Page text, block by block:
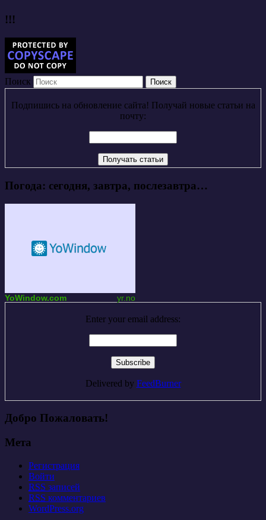
!!!
Поиск
Подпишись на обновление сайта! Получай новые статьи на
почту:
Погода: сегодня, завтра, послезавтра…
YoWindow.com yr.no
Enter your email address:
Delivered by FeedBurner
Добро Пожаловать!
Мета
Регистрация
Войти
RSS записей
RSS комментариев
WordPress.org